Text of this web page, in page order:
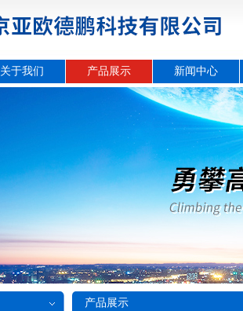
关于我们 产品展示 新闻中心
产品展示